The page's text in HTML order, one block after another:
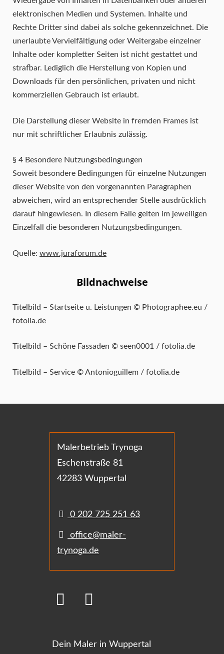
elektronischen Medien und Systemen. Inhalte und
Rechte Dritter sind dabei als solche gekennzeichnet. Die
unerlaubte Vervielfältigung oder Weitergabe einzelner
Inhalte oder kompletter Seiten ist nicht gestattet und
strafbar. Lediglich die Herstellung von Kopien und
Downloads für den persönlichen, privaten und nicht
kommerziellen Gebrauch ist erlaubt.
Die Darstellung dieser Website in fremden Frames ist
nur mit schriftlicher Erlaubnis zulässig.
§ 4 Besondere Nutzungsbedingungen
Soweit besondere Bedingungen für einzelne Nutzungen
dieser Website von den vorgenannten Paragraphen
abweichen, wird an entsprechender Stelle ausdrücklich
darauf hingewiesen. In diesem Falle gelten im jeweiligen
Einzelfall die besonderen Nutzungsbedingungen.
Quelle: www.juraforum.de
Bildnachweise
Titelbild – Startseite u. Leistungen © Photographee.eu /
fotolia.de
Titelbild – Schöne Fassaden © seen0001 / fotolia.de
Titelbild – Service © Antonioguillem / fotolia.de
Malerbetrieb Trynoga
Eschenstraße 81
42283 Wuppertal
0 202 725 251 63
office@maler-
trynoga.de
Dein Maler in Wuppertal